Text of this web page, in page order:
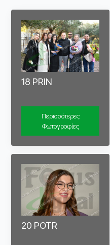
18 PRIN
Περισσότερες
Φωτογραφίες
20 POTR